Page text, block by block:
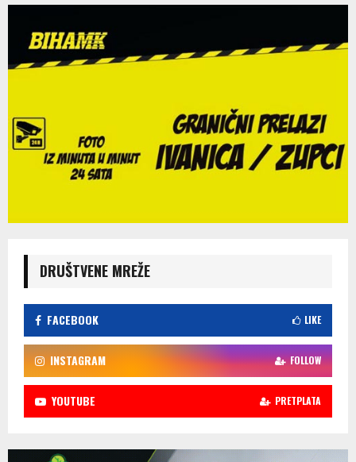
DRUŠTVENE MREŽE
FACEBOOK LIKE
INSTAGRAM FOLLOW
YOUTUBE PRETPLATA